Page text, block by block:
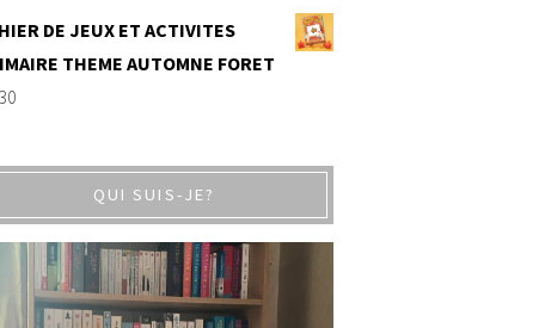
DE JEUX ET ACTIVITES
THEME AUTOMNE FORET
QUI SUIS-JE?